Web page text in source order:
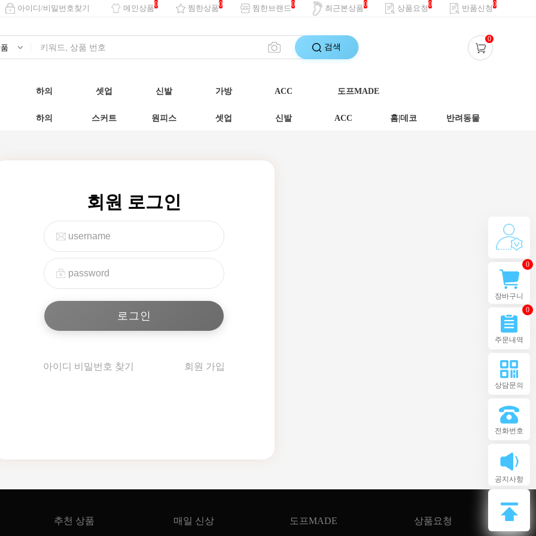
아이디/비밀번호찾기 메인상품0 찜한상품0 찜한브랜드0 최근본상품0 상품요청0 반품신청0
검색
0
하의 셋업 신발 가방 ACC 도프MADE
하의 스커트 원피스 셋업 신발 ACC 홈|데코 반려동물
회원 로그인
아이디 비밀번호 찾기 회원 가입
추천 상품 매일 신상 도프MADE 상품요청
장바구니
0
주문내역
0
상담문의
전화번호
공지사항